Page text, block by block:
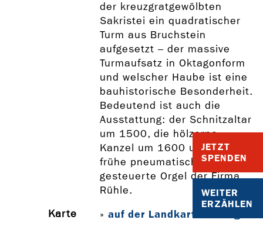
JETZT
SPENDEN
WEITER
ERZÄHLEN
der kreuzgratgewölbten
Sakristei ein quadratischer
Turm aus Bruchstein
aufgesetzt – der massive
Turmaufsatz in Oktagonform
und welscher Haube ist eine
bauhistorische Besonderheit.
Bedeutend ist auch die
Ausstattung: der Schnitzaltar
um 1500, die hölzerne
Kanzel um 1600 und die
frühe pneumatisch
gesteuerte Orgel der Firma
Rühle.
Karte
» auf der Landkarte anzeigen